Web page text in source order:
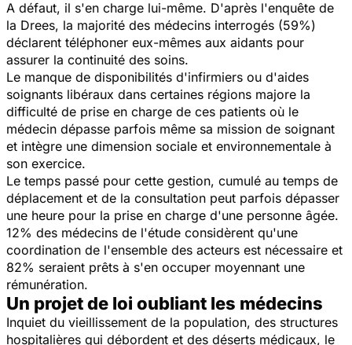
A défaut, il s'en charge lui-même. D'après l'enquête de
la Drees, la majorité des médecins interrogés (59%)
déclarent téléphoner eux-mêmes aux aidants pour
assurer la continuité des soins.
Le manque de disponibilités d'infirmiers ou d'aides
soignants libéraux dans certaines régions majore la
difficulté de prise en charge de ces patients où le
médecin dépasse parfois même sa mission de soignant
et intègre une dimension sociale et environnementale à
son exercice.
Le temps passé pour cette gestion, cumulé au temps de
déplacement et de la consultation peut parfois dépasser
une heure pour la prise en charge d'une personne âgée.
12% des médecins de l'étude considèrent qu'une
coordination de l'ensemble des acteurs est nécessaire et
82% seraient prêts à s'en occuper moyennant une
rémunération.
Un projet de loi oubliant les médecins
Inquiet du vieillissement de la population, des structures
hospitalières qui débordent et des déserts médicaux, le